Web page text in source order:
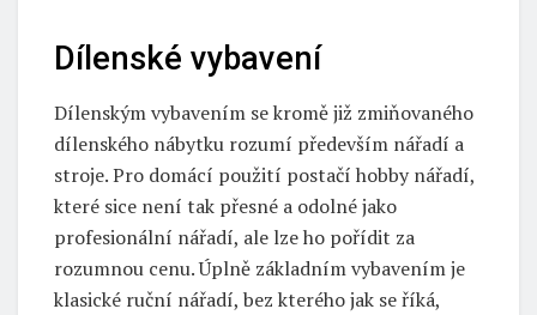
Dílenské vybavení
Dílenským vybavením se kromě již zmiňovaného
dílenského nábytku rozumí především nářadí a
stroje. Pro domácí použití postačí hobby nářadí,
které sice není tak přesné a odolné jako
profesionální nářadí, ale lze ho pořídit za
rozumnou cenu. Úplně základním vybavením je
klasické ruční nářadí, bez kterého jak se říká,